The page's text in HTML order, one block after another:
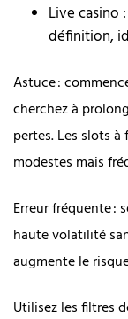
Live casino
définition,
Astuce :
cherchez à
pertes. Les slots
modestes mais
Erreur fréquente :
haute volatilité
augmente le
Utilisez les filtres